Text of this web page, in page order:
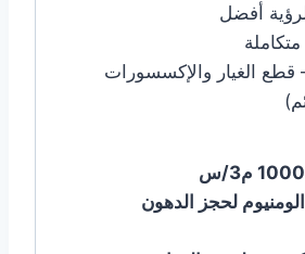
أفضل
قطع الغيار والإكسسورات
لحجز الدهون